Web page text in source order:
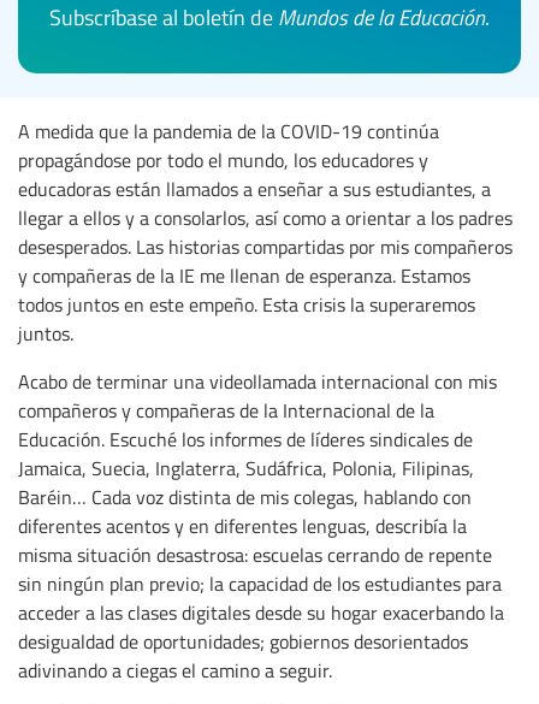
Subscríbase al boletín de Mundos de la Educación.
A medida que la pandemia de la COVID-19 continúa
propagándose por todo el mundo, los educadores y
educadoras están llamados a enseñar a sus estudiantes, a
llegar a ellos y a consolarlos, así como a orientar a los padres
desesperados. Las historias compartidas por mis compañeros
y compañeras de la IE me llenan de esperanza. Estamos
todos juntos en este empeño. Esta crisis la superaremos
juntos.
Acabo de terminar una videollamada internacional con mis
compañeros y compañeras de la Internacional de la
Educación. Escuché los informes de líderes sindicales de
Jamaica, Suecia, Inglaterra, Sudáfrica, Polonia, Filipinas,
Baréin… Cada voz distinta de mis colegas, hablando con
diferentes acentos y en diferentes lenguas, describía la
misma situación desastrosa: escuelas cerrando de repente
sin ningún plan previo; la capacidad de los estudiantes para
acceder a las clases digitales desde su hogar exacerbando la
desigualdad de oportunidades; gobiernos desorientados
adivinando a ciegas el camino a seguir.